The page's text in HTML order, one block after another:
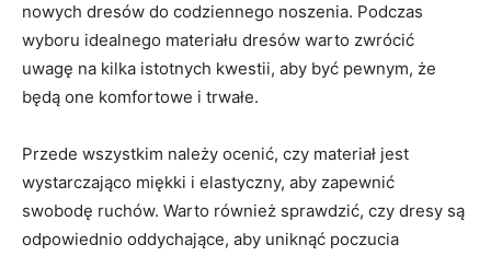
nowych dresów do codziennego noszenia. Podczas
wyboru idealnego‌ materiału dresów warto zwrócić
uwagę na ‍kilka⁢ istotnych kwestii, aby być pewnym, że
będą ‌one ​komfortowe i ⁣trwałe.
Przede wszystkim należy ocenić,⁢ czy materiał jest
wystarczająco miękki i elastyczny,⁢ aby zapewnić
swobodę ‍ruchów. Warto również sprawdzić, czy dresy są​
odpowiednio oddychające, aby uniknąć poczucia​